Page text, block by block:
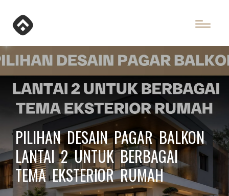
PILIHAN DESAIN PAGAR BALKON
LANTAI 2 UNTUK BERBAGAI
TEMA EKSTERIOR RUMAH